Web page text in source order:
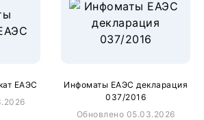
ЕАЭС
Инфоматы ЕАЭС декларация
037/2016
Обновлено 05.03.2026